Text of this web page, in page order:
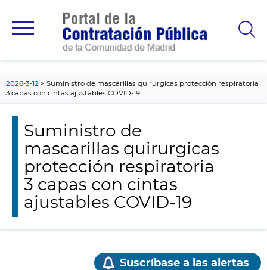
principal
2026-3-12
Suministro de mascarillas quirurgicas protección respiratoria
3 capas con cintas ajustables COVID-19
Suministro de
mascarillas quirurgicas
protección respiratoria
3 capas con cintas
ajustables COVID-19
Suscríbase a las alertas